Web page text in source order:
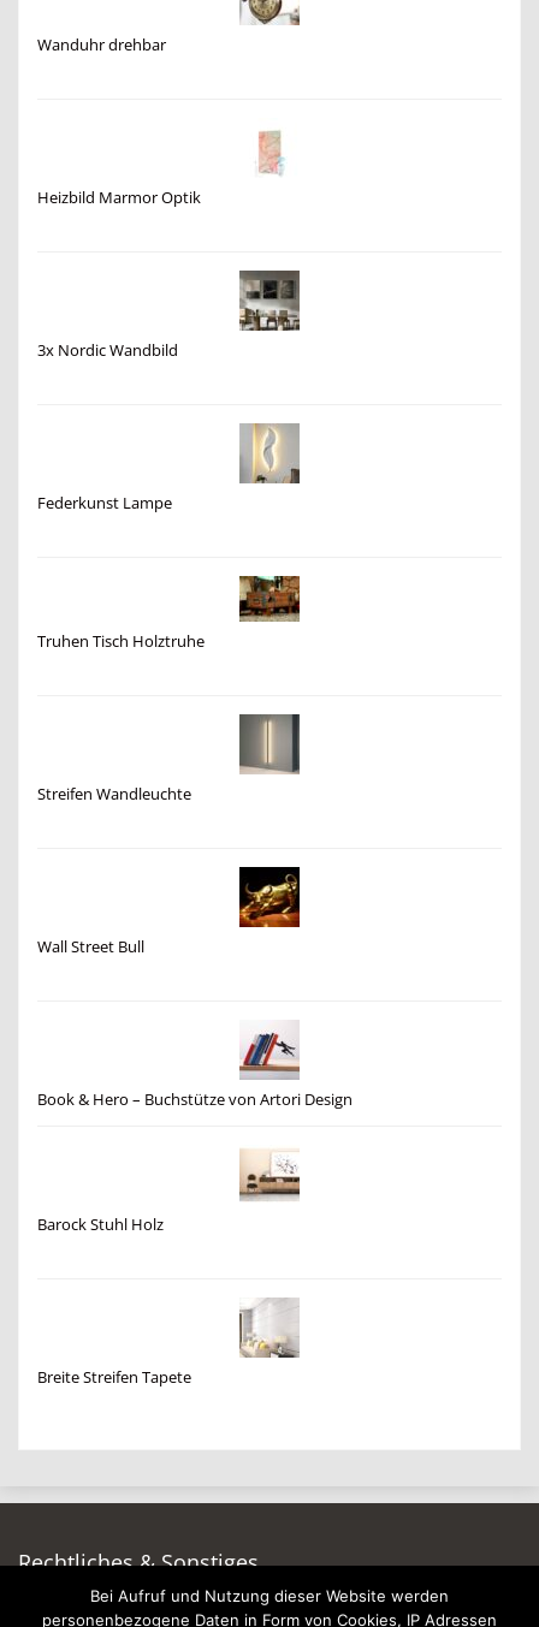
Wanduhr drehbar
Heizbild Marmor Optik
3x Nordic Wandbild
Federkunst Lampe
Truhen Tisch Holztruhe
Streifen Wandleuchte
Wall Street Bull
Book & Hero – Buchstütze von Artori Design
Barock Stuhl Holz
Breite Streifen Tapete
Rechtliches & Sonstiges
Auf dieser Seite werben
Bei Aufruf und Nutzung dieser Website werden
personenbezogene Daten in Form von Cookies, IP Adressen